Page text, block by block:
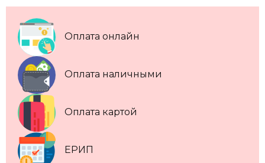
Оплата онлайн
Оплата наличными
Оплата картой
ЕРИП